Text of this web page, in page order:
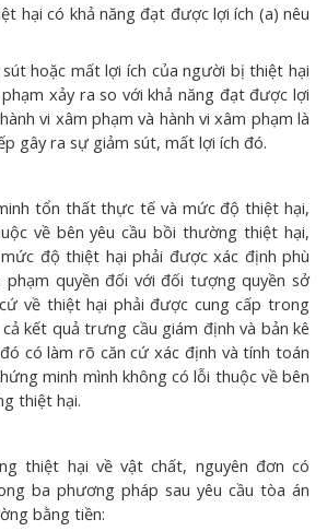
có khả năng đạt được lợi ích (a) nêu
hoặc mất lợi ích của người bị thiệt hại
xảy ra so với khả năng đạt được lợi
vi xâm phạm và hành vi xâm phạm là
gây ra sự giảm sút, mất lợi ích đó.
tổn thất thực tế và mức độ thiệt hại,
về bên yêu cầu bồi thường thiệt hại,
độ thiệt hại phải được xác định phù
quyền đối với đối tượng quyền sở
về thiệt hại phải được cung cấp trong
kết quả trưng cầu giám định và bản kê
có làm rõ căn cứ xác định và tính toán
minh mình không có lỗi thuộc về bên
thiệt hại.
thiệt hại về vật chất, nguyên đơn có
ba phương pháp sau yêu cầu tòa án
bằng tiền: